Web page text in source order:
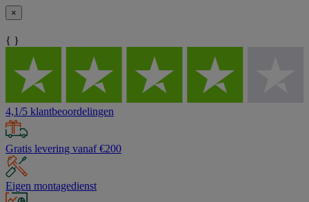
×
{ }
4,1/5 klantbeoordelingen
Gratis levering vanaf €200
Eigen montagedienst